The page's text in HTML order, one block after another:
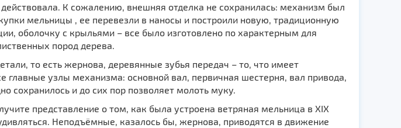
К сожалению, внешняя отделка не сохранилась: механизм был
мельницы , ее перевезли в наносы и построили новую, традиционную
оболочку с крыльями – все было изготовлено по характерным для
пород дерева.
то есть жернова, деревянные зубья передач – то, что имеет
главные узлы механизма: основной вал, первичная шестерня, вал привода,
сохранилось и до сих пор позволяет молоть муку.
представление о том, как была устроена ветряная мельница в XIX
Неподъёмные, казалось бы, жернова, приводятся в движение